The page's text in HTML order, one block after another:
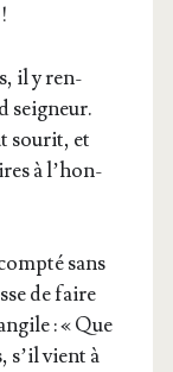
il y ren­
sei­gneur.
sou­rit, et
à l’hon­
sans
de faire
: « Que
s’il vient à